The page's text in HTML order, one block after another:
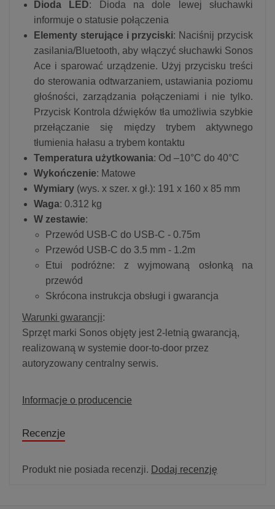
Dioda LED: Dioda na dole lewej słuchawki
informuje o statusie połączenia
Elementy sterujące i przyciski: Naciśnij przycisk
zasilania/Bluetooth, aby włączyć słuchawki Sonos
Ace i sparować urządzenie. Użyj przycisku treści
do sterowania odtwarzaniem, ustawiania poziomu
głośności, zarządzania połączeniami i nie tylko.
Przycisk Kontrola dźwięków tła umożliwia szybkie
przełączanie się między trybem aktywnego
tłumienia hałasu a trybem kontaktu
Temperatura użytkowania: Od –10°C do 40°C
Wykończenie: Matowe
Wymiary (wys. x szer. x gł.): 191 x 160 x 85 mm
Waga: 0.312 kg
W zestawie:
Przewód USB-C do USB-C - 0.75m
Przewód USB-C do 3.5 mm - 1.2m
Etui podróżne: z wyjmowaną osłonką na
przewód
Skrócona instrukcja obsługi i gwarancja
Warunki gwarancji:
Sprzęt marki Sonos objęty jest 2-letnią gwarancją,
realizowaną w systemie door-to-door przez
autoryzowany centralny serwis.
Informacje o producencie
Recenzje
Produkt nie posiada recenzji. Dodaj recenzję